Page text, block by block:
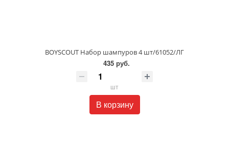
BOYSCOUT Набор шампуров 4 шт/61052/ЛГ
435 руб.
шт
В корзину